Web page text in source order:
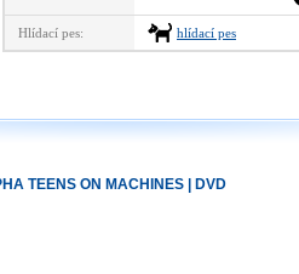
Hlídací pes: hlídací pes
TEENS ON MACHINES | DVD